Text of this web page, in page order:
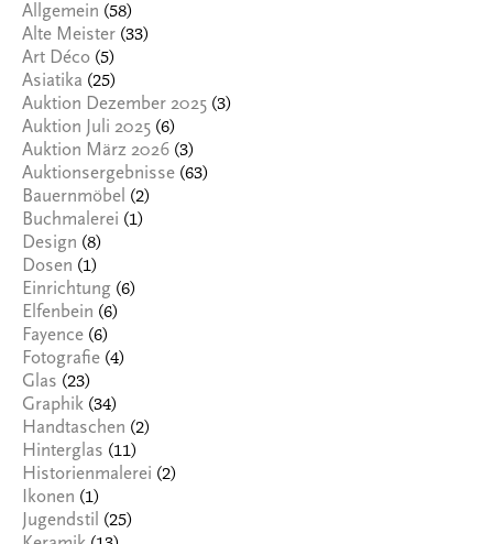
Allgemein (58)
Alte Meister (33)
Art Déco (5)
Asiatika (25)
Auktion Dezember 2025 (3)
Auktion Juli 2025 (6)
Auktion März 2026 (3)
Auktionsergebnisse (63)
Bauernmöbel (2)
Buchmalerei (1)
Design (8)
Dosen (1)
Einrichtung (6)
Elfenbein (6)
Fayence (6)
Fotografie (4)
Glas (23)
Graphik (34)
Handtaschen (2)
Hinterglas (11)
Historienmalerei (2)
Ikonen (1)
Jugendstil (25)